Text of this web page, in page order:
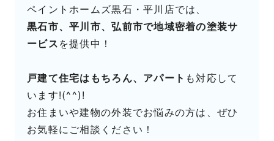
ペイントホームズ黒石・平川店では、
黒石市、平川市、弘前市で地域密着の塗装サ
ービス を提供中！
戸建て住宅はもちろん、アパート も対応して
います!(^^)!
お住まいや建物の外装でお悩みの方は、ぜひ
お気軽にご相談ください！